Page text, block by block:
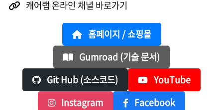
캐어랩 온라인 채널 바로가기
홈페이지 / 쇼핑몰
Gumroad (기술 문서)
Git Hub (소스코드)
YouTube
Instagram
Facebook